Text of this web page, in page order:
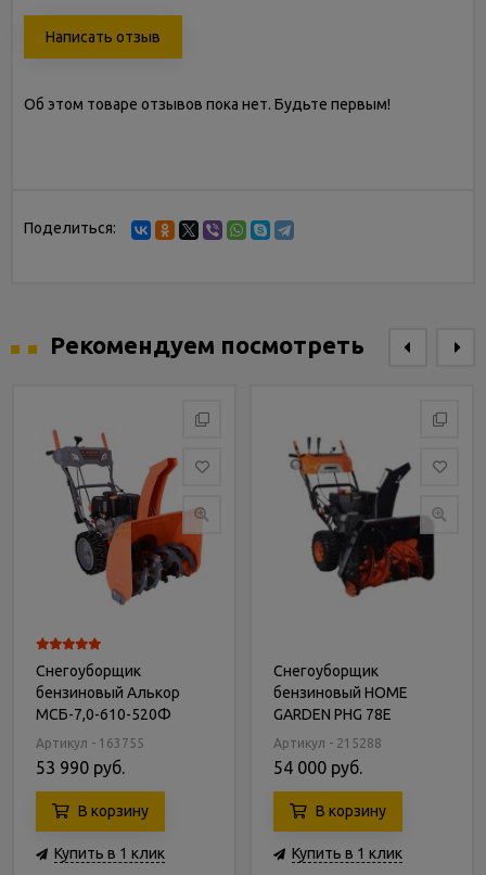
Написать отзыв
Об этом товаре отзывов пока нет. Будьте первым!
Поделиться:
Рекомендуем посмотреть
Снегоуборщик
бензиновый Алькор
МСБ-7,0-610-520Ф
Артикул - 163755
53 990 руб.
В корзину
Купить в 1 клик
Снегоуборщик
бензиновый HOME
GARDEN PHG 78E
Артикул - 215288
54 000 руб.
В корзину
Купить в 1 клик